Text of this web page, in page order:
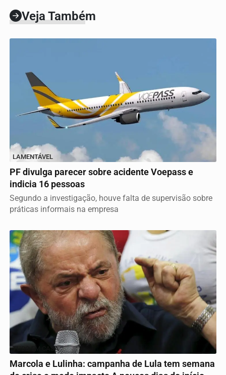
Veja Também
LAMENTÁVEL
PF divulga parecer sobre acidente Voepass e
indicia 16 pessoas
Segundo a investigação, houve falta de supervisão sobre
práticas informais na empresa
TUDO EM CASA
Marcola e Lulinha: campanha de Lula tem semana